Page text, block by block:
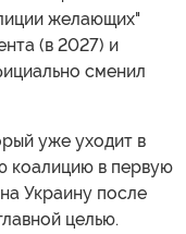
желающих"
(в 2027) и
сменил
уже уходит в
коалицию в первую
Украину после
целью.